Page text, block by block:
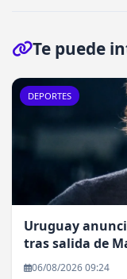
Te puede
DEPORTES
Uruguay
tras salida de
06/08/2026 09:24